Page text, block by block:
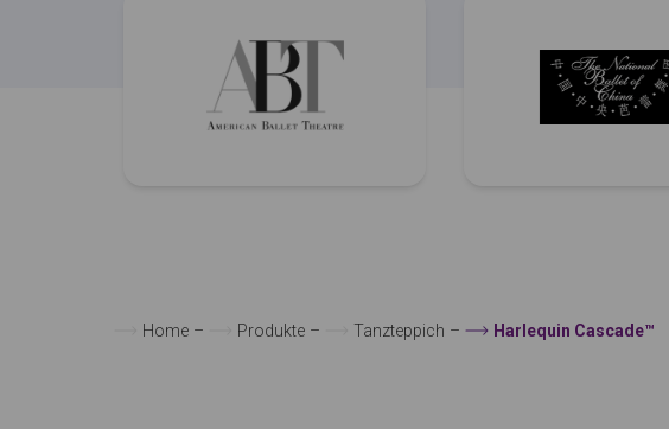
Home – Produkte – Tanzteppich – Harlequin Cascade™